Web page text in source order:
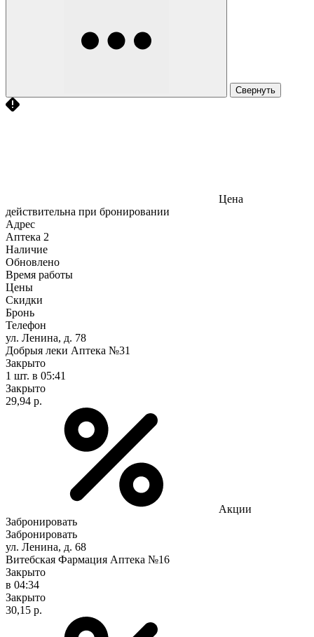
Свернуть
Цена
действительна при бронировании
Адрес
Аптека 2
Наличие
Обновлено
Время работы
Цены
Скидки
Бронь
Телефон
ул. Ленина, д. 78
Добрыя леки Аптека №31
Закрыто
1 шт. в 05:41
Закрыто
29,94 р.
Акции
Забронировать
Забронировать
ул. Ленина, д. 68
Витебская Фармация Аптека №16
Закрыто
в 04:34
Закрыто
30,15 р.